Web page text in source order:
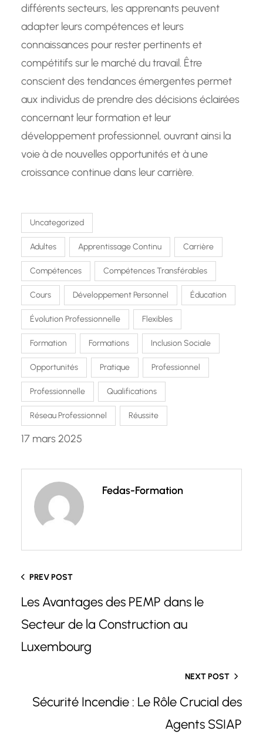
différents secteurs, les apprenants peuvent
adapter leurs compétences et leurs
connaissances pour rester pertinents et
compétitifs sur le marché du travail. Être
conscient des tendances émergentes permet
aux individus de prendre des décisions éclairées
concernant leur formation et leur
développement professionnel, ouvrant ainsi la
voie à de nouvelles opportunités et à une
croissance continue dans leur carrière.
Uncategorized
Adultes Apprentissage Continu Carrière
Compétences Compétences Transférables
Cours Développement Personnel Éducation
Évolution Professionnelle Flexibles
Formation Formations Inclusion Sociale
Opportunités Pratique Professionnel
Professionnelle Qualifications
Réseau Professionnel Réussite
17 mars 2025
Fedas-Formation
PREV POST
Les Avantages des PEMP dans le
Secteur de la Construction au
Luxembourg
NEXT POST
Sécurité Incendie : Le Rôle Crucial des
Agents SSIAP